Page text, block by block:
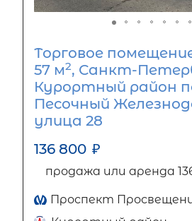
Торговое
57 м2, Санкт-
Курортный район
Песочный
улица 28
136 800 ₽
продажа или аренда
Проспект